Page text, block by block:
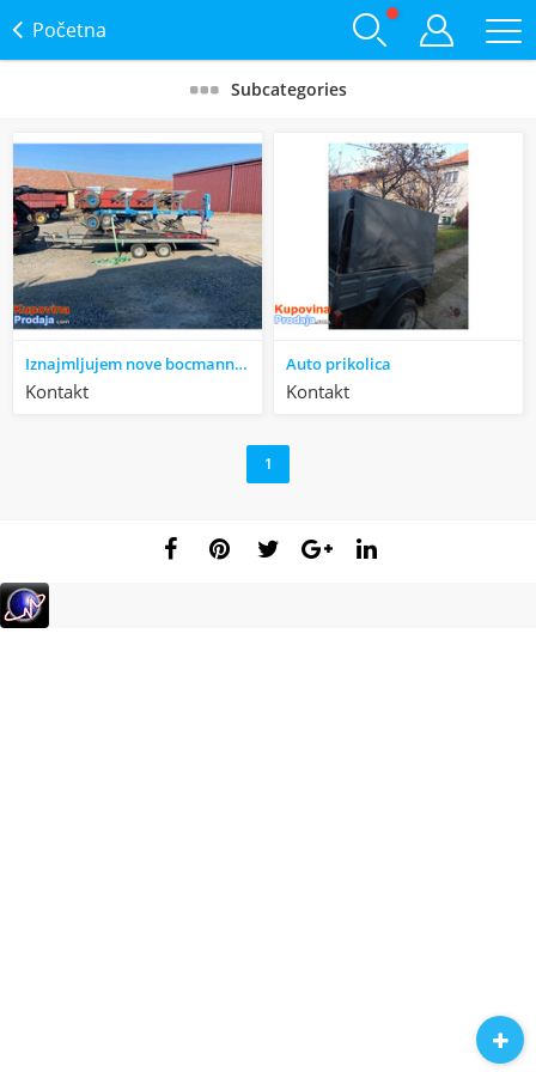
Početna
Subcategories
Iznajmljujem nove bocmann auto šlepe/prikolice
Kontakt
Auto prikolica
Kontakt
1